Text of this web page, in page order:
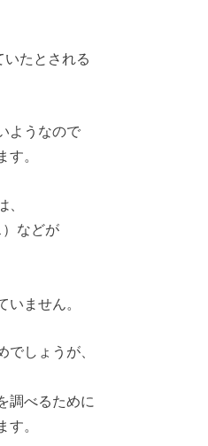
たとされる
ようなので
す。
、
などが
いません。
でしょうが、
調べるために
す。